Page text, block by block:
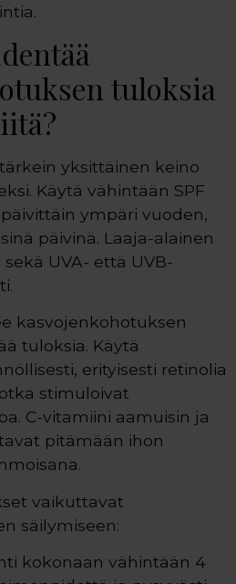
tuloksia
yksittäinen keino
Käytä vähintään SPF
ympäri vuoden,
päivinä. Laaja-alainen
UVA- että UVB-
kasvojenkohotuksen
tuloksia. Käytä
erityisesti retinolia
stimuloivat
C-vitamiini aamuisin ja
pitämään ihon
vaikuttavat
säilymiseen:
kokonaan vähintään 4